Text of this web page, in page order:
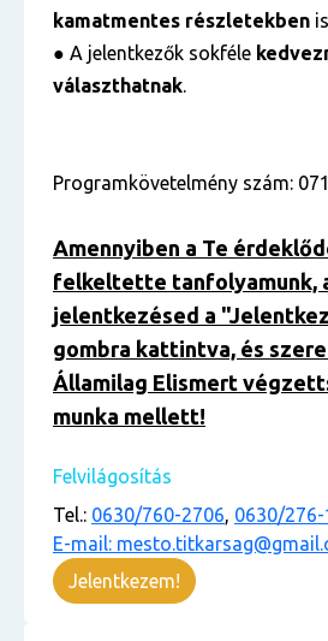
kamatmentes részletekben
● A jelentkezők sokféle
választhatnak.
Programkövetelmény szám:
Amennyiben a Te
felkeltette tanfolyamunk,
jelentkezésed a
gombra kattintva, és
Államilag Elismert
munka mellett!
Felvilágosítás
Tel.: 0630/760-2706, 0630/276-
E-mail:
Jelentkezem!